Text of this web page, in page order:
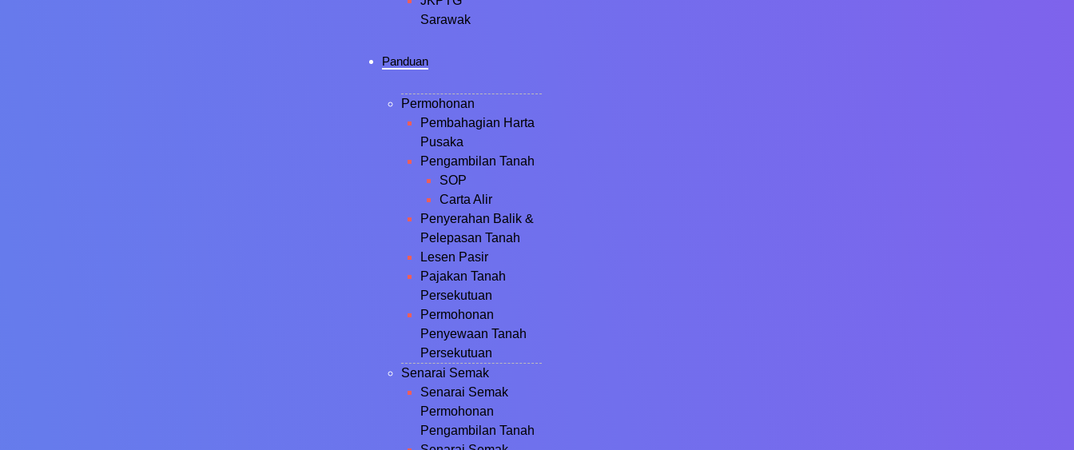
Sarawak
Panduan
Permohonan
Pembahagian Harta
Pusaka
Pengambilan Tanah
SOP
Carta Alir
Penyerahan Balik &
Pelepasan Tanah
Lesen Pasir
Pajakan Tanah
Persekutuan
Permohonan
Penyewaan Tanah
Persekutuan
Senarai Semak
Senarai Semak
Permohonan
Pengambilan Tanah